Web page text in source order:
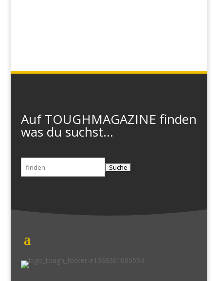
Auf TOUGHMAGAZINE finden
was du suchst...
Suchen
nach: